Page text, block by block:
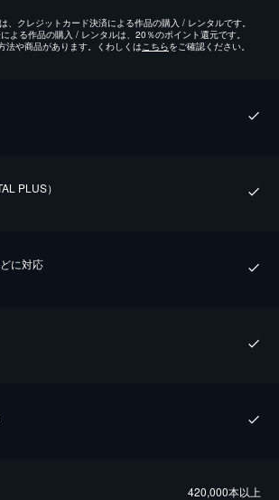
、クレジットカード決済による作品の購入 / レンタルです。
よる作品の購入 / レンタルは、20％のポイント還元です。
法や商品があります。くわしくは こちらをご確認ください。
PLUS）
に対応
420,000本以上